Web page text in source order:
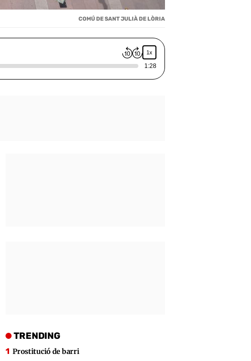
COMÚ DE SANT JULIÀ DE LÒRIA
1x
1:28
TRENDING
Prostitució de barri